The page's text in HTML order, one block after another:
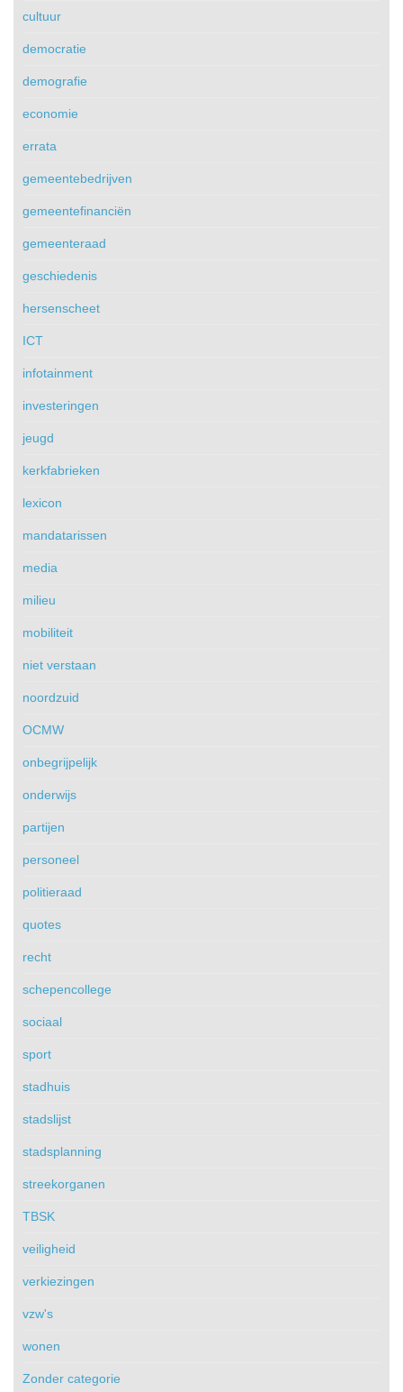
cultuur
democratie
demografie
economie
errata
gemeentebedrijven
gemeentefinanciën
gemeenteraad
geschiedenis
hersenscheet
ICT
infotainment
investeringen
jeugd
kerkfabrieken
lexicon
mandatarissen
media
milieu
mobiliteit
niet verstaan
noordzuid
OCMW
onbegrijpelijk
onderwijs
partijen
personeel
politieraad
quotes
recht
schepencollege
sociaal
sport
stadhuis
stadslijst
stadsplanning
streekorganen
TBSK
veiligheid
verkiezingen
vzw's
wonen
Zonder categorie